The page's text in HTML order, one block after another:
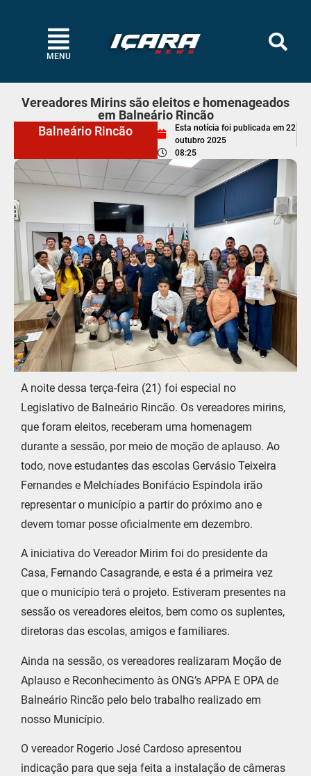
MENU
Vereadores Mirins são eleitos e homenageados
em Balneário Rincão
Balneário Rincão
Esta notícia foi publicada em 22
outubro 2025
08:25
A noite dessa terça-feira (21) foi especial no
Legislativo de Balneário Rincão. Os vereadores mirins,
que foram eleitos, receberam uma homenagem
durante a sessão, por meio de moção de aplauso. Ao
todo, nove estudantes das escolas Gervásio Teixeira
Fernandes e Melchíades Bonifácio Espíndola irão
representar o município a partir do próximo ano e
devem tomar posse oficialmente em dezembro.
A iniciativa do Vereador Mirim foi do presidente da
Casa, Fernando Casagrande, e esta é a primeira vez
que o município terá o projeto. Estiveram presentes na
sessão os vereadores eleitos, bem como os suplentes,
diretoras das escolas, amigos e familiares.
Ainda na sessão, os vereadores realizaram Moção de
Aplauso e Reconhecimento às ONG’s APPA E OPA de
Balneário Rincão pelo belo trabalho realizado em
nosso Município.
O vereador Rogerio José Cardoso apresentou
indicação para que seja feita a instalação de câmeras